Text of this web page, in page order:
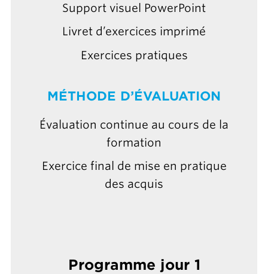
Support visuel PowerPoint
Livret d’exercices imprimé
Exercices pratiques
MÉTHODE D’ÉVALUATION
Évaluation continue au cours de la
formation
Exercice final de mise en pratique
des acquis
Programme jour 1